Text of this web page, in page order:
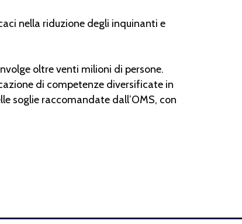
nella riduzione degli inquinanti e
oltre venti milioni di persone.
di competenze diversificate in
soglie raccomandate dall’OMS, con